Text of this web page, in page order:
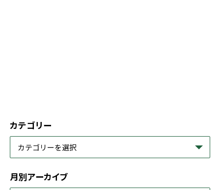
カテゴリー
月別アーカイブ